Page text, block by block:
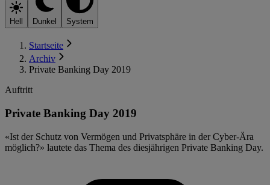
Hell Dunkel System
Startseite
Archiv
Private Banking Day 2019
Auftritt
Private Banking Day 2019
«Ist der Schutz von Vermögen und Privatsphäre in der Cyber-Ära
möglich?» lautete das Thema des diesjährigen Private Banking Day.